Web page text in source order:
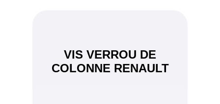
VIS VERROU DE
COLONNE RENAULT